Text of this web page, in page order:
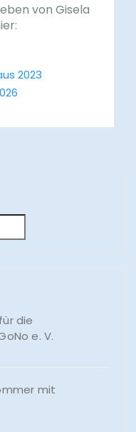
von Gisela
2023
die
e. V.
mit